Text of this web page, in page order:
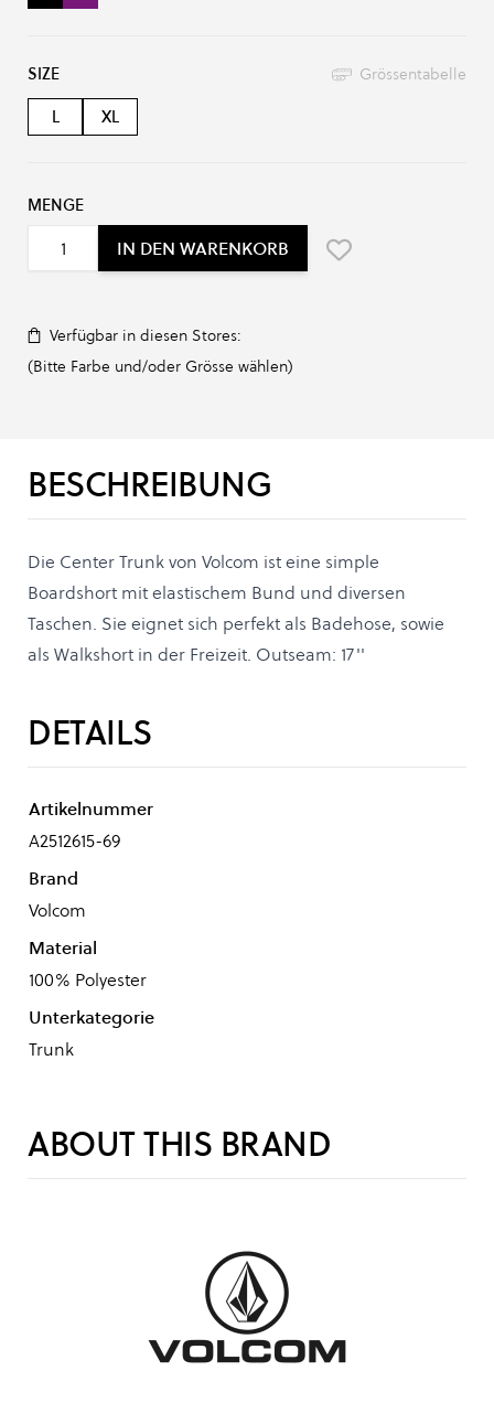
SIZE
Grössentabelle
L
XL
MENGE
IN DEN WARENKORB
Verfügbar in diesen Stores:
(Bitte Farbe und/oder Grösse wählen)
BESCHREIBUNG
Die Center Trunk von Volcom ist eine simple
Boardshort mit elastischem Bund und diversen
Taschen. Sie eignet sich perfekt als Badehose, sowie
als Walkshort in der Freizeit. Outseam: 17''
DETAILS
Artikelnummer
A2512615-69
Brand
Volcom
Material
100% Polyester
Unterkategorie
Trunk
ABOUT THIS BRAND